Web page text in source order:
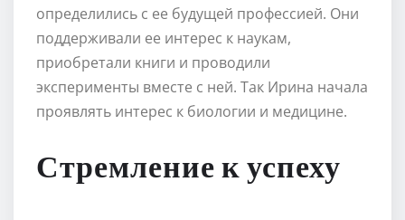
определились с ее будущей профессией. Они
поддерживали ее интерес к наукам,
приобретали книги и проводили
эксперименты вместе с ней. Так Ирина начала
проявлять интерес к биологии и медицине.
Стремление к успеху